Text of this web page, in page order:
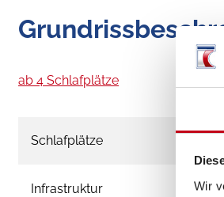
Wir
ab 4 Schlafplätze
Schlafplätze
Infrastruktur